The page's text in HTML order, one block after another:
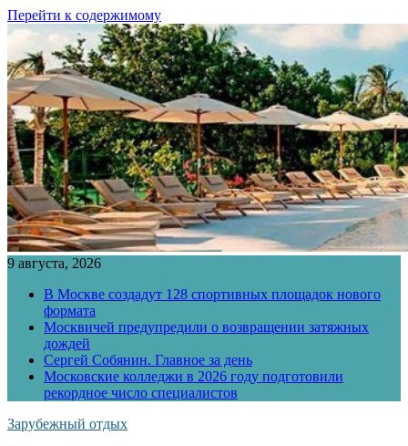
Перейти к содержимому
9 августа, 2026
В Москве создадут 128 спортивных площадок нового
формата
Москвичей предупредили о возвращении затяжных
дождей
Сергей Собянин. Главное за день
Московские колледжи в 2026 году подготовили
рекордное число специалистов
Зарубежный отдых